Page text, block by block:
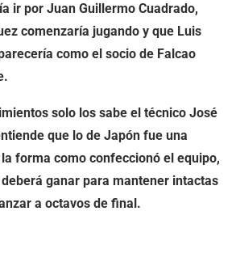
ir por Juan Guillermo Cuadrado,
comenzaría jugando y que Luis
como el socio de Falcao
solo los sabe el técnico José
que lo de Japón fue una
forma como confeccionó el equipo,
ganar para mantener intactas
a octavos de final.